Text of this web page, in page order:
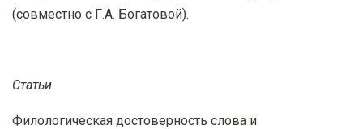
(совместно с Г.А. Богатовой).
Статьи
Филологическая достоверность слова и